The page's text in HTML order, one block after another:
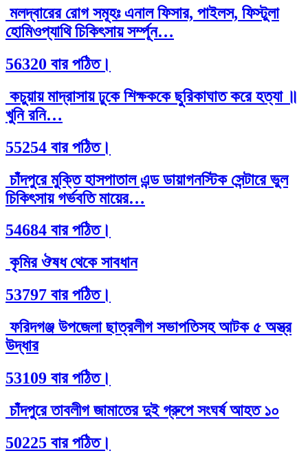
মলদ্বারের রোগ সমূহঃ এনাল ফিসার, পাইলস, ফিস্টুলা
হোমিওপ্যাথি চিকিৎসায় সর্ম্পূন…
56320 বার পঠিত।
কচুয়ায় মাদ্রাসায় ঢুকে শিক্ষককে ছুরিকাঘাত করে হত্যা ॥
খুনি রনি…
55254 বার পঠিত।
চাঁদপুরে মুক্তি হাসপাতাল এন্ড ডায়াগনস্টিক সেন্টারে ভুল
চিকিৎসায় গর্ভবতি মায়ের…
54684 বার পঠিত।
কৃমির ঔষধ থেকে সাবধান
53797 বার পঠিত।
ফরিদগঞ্জ উপজেলা ছাত্রলীগ সভাপতিসহ আটক ৫ অস্ত্র
উদ্ধার
53109 বার পঠিত।
চাঁদপুরে তাবলীগ জামাতের দুই গ্রুপে সংঘর্ষ আহত ১০
50225 বার পঠিত।